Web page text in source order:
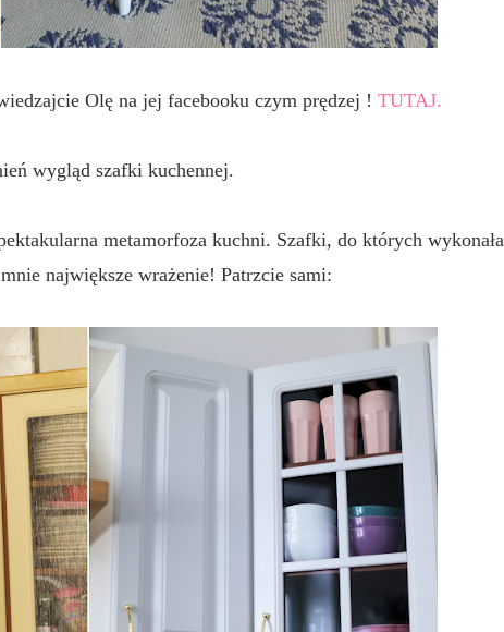
Olę na jej facebooku czym prędzej !TUTAJ.
wygląd szafki kuchennej.
metamorfoza kuchni. Szafki, do których wykonała
największe wrażenie! Patrzcie sami: